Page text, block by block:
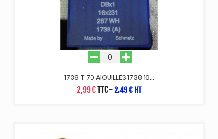
1738 T 70 AIGUILLES 1738 16...
2,99 €TTC-2,49 € HT